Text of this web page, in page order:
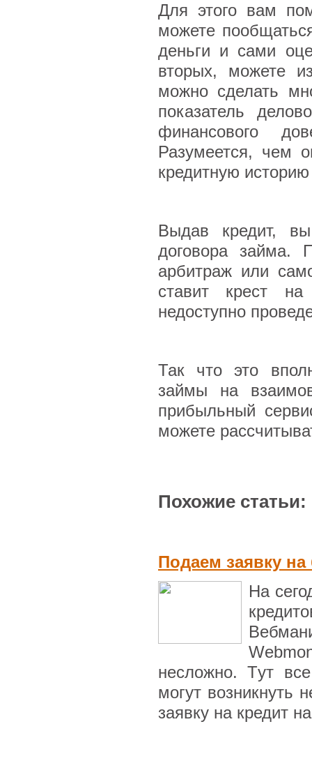
Для этого вам
можете
деньги и сами
вторых, можете
можно сделать
показатель
финансового
Разумеется, чем
кредитную
Выдав кредит,
договора займа.
арбитраж или
ставит крест
недоступно
Так что это
займы на
прибыльный
можете
Похожие статьи:
Подаем заявку
На
несложно. Тyт
могут возникнуть
заявку на кредит